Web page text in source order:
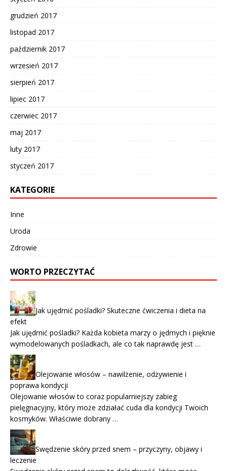
grudzień 2017
listopad 2017
październik 2017
wrzesień 2017
sierpień 2017
lipiec 2017
czerwiec 2017
maj 2017
luty 2017
styczeń 2017
KATEGORIE
Inne
Uroda
Zdrowie
WORTO PRZECZYTAĆ
Jak ujędrnić pośladki? Skuteczne ćwiczenia i dieta na
efekt
Jak ujędrnić pośladki? Każda kobieta marzy o jędrnych i pięknie
wymodelowanych pośladkach, ale co tak naprawdę jest …
Olejowanie włosów – nawilżenie, odżywienie i
poprawa kondycji
Olejowanie włosów to coraz popularniejszy zabieg
pielęgnacyjny, który może zdziałać cuda dla kondycji Twoich
kosmyków. Właściwie dobrany …
Swędzenie skóry przed snem – przyczyny, objawy i
leczenie